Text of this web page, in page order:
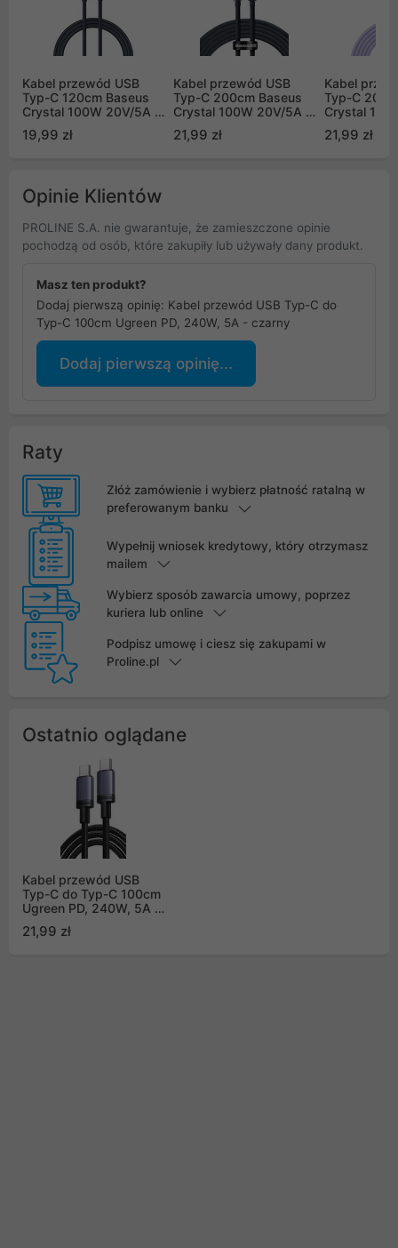
Kabel przewód USB
Typ-C 120cm Baseus
Crystal 100W 20V/5A -
19,99 zł
Kabel przewód USB
Typ-C 200cm Baseus
Crystal 100W 20V/5A -
21,99 zł
Kabel
Typ-C
Crystal
21,99 zł
Opinie Klientów
PROLINE S.A. nie gwarantuje, że zamieszczone opinie
pochodzą od osób, które zakupiły lub używały dany produkt.
Masz ten produkt?
Dodaj pierwszą opinię: Kabel przewód USB Typ-C do
Typ-C 100cm Ugreen PD, 240W, 5A - czarny
Dodaj pierwszą opinię...
Raty
Złóż zamówienie i wybierz płatność ratalną w
preferowanym banku
Wypełnij wniosek kredytowy, który otrzymasz
mailem
Wybierz sposób zawarcia umowy, poprzez
kuriera lub online
Podpisz umowę i ciesz się zakupami w
Proline.pl
Ostatnio oglądane
Kabel przewód USB
Typ-C do Typ-C 100cm
Ugreen PD, 240W, 5A -
21,99 zł